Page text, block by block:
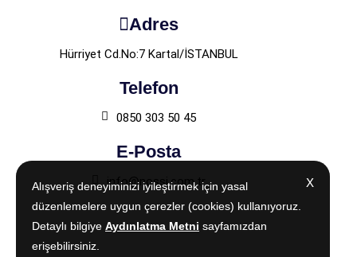
X
Alışveriş deneyiminizi iyileştirmek için yasal
düzenlemelere uygun çerezler (cookies) kullanıyoruz.
Detaylı bilgiye Aydınlatma Metni sayfamızdan
erişebilirsiniz.
Adres
Hürriyet Cd.No:7 Kartal/İSTANBUL
Telefon
0850 303 50 45
E-Posta
info@nossi.com.tr X
Alışveriş deneyiminizi iyileştirmek için yasal
düzenlemelere uygun çerezler (cookies) kullanıyoruz.
Detaylı bilgiye Aydınlatma Metni sayfamızdan
erişebilirsiniz.